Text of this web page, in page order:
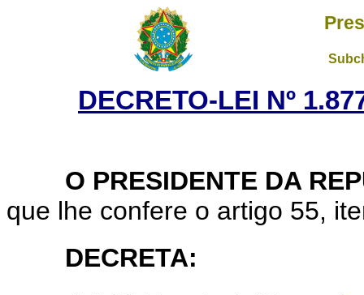
DECRETO-LEI Nº
O PRESIDENTE DA
que lhe confere o artigo 55,
DECRETA: